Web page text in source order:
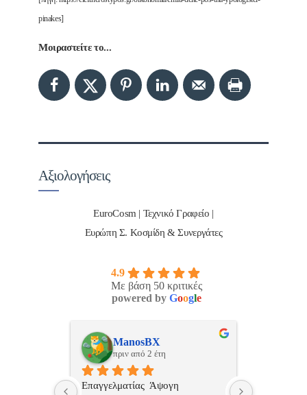
pinakes]
Μοιραστείτε το...
Αξιολογήσεις
EuroCosm | Τεχνικό Γραφείο |
Ευρώπη Σ. Κοσμίδη & Συνεργάτες
4.9
Με βάση 50 κριτικές
powered by Google
ManosBX
πριν από 2 έτη
Επαγγελματίας  Άψογη